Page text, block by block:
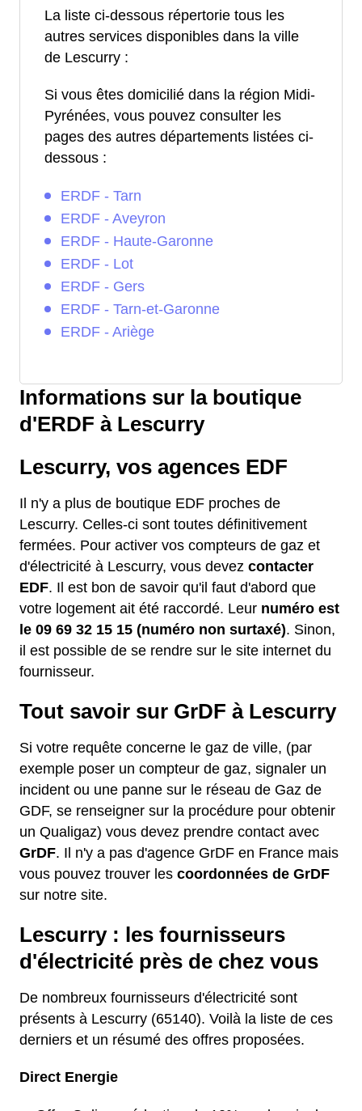
La liste ci-dessous répertorie tous les
autres services disponibles dans la ville
de Lescurry :
Si vous êtes domicilié dans la région Midi-
Pyrénées, vous pouvez consulter les
pages des autres départements listées ci-
dessous :
ERDF - Tarn
ERDF - Aveyron
ERDF - Haute-Garonne
ERDF - Lot
ERDF - Gers
ERDF - Tarn-et-Garonne
ERDF - Ariège
Informations sur la boutique
d'ERDF à Lescurry
Lescurry, vos agences EDF
Il n'y a plus de boutique EDF proches de
Lescurry. Celles-ci sont toutes définitivement
fermées. Pour activer vos compteurs de gaz et
d'électricité à Lescurry, vous devez contacter
EDF. Il est bon de savoir qu'il faut d'abord que
votre logement ait été raccordé. Leur numéro est
le 09 69 32 15 15 (numéro non surtaxé). Sinon,
il est possible de se rendre sur le site internet du
fournisseur.
Tout savoir sur GrDF à Lescurry
Si votre requête concerne le gaz de ville, (par
exemple poser un compteur de gaz, signaler un
incident ou une panne sur le réseau de Gaz de
GDF, se renseigner sur la procédure pour obtenir
un Qualigaz) vous devez prendre contact avec
GrDF. Il n'y a pas d'agence GrDF en France mais
vous pouvez trouver les coordonnées de GrDF
sur notre site.
Lescurry : les fournisseurs
d'électricité près de chez vous
De nombreux fournisseurs d'électricité sont
présents à Lescurry (65140). Voilà la liste de ces
derniers et un résumé des offres proposées.
Direct Energie